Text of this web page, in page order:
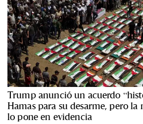
Trump anunció un acuerdo
Hamas para su desarme, pero la
lo pone en evidencia